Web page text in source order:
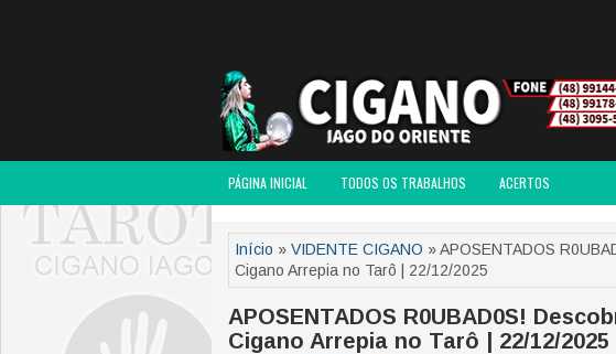
PÁGINA INICIAL TODOS OS TRABALHOS ACERTOS
Início » VIDENTE CIGANO » APOSENTADOS
Cigano Arrepia no Tarô | 22/12/2025
APOSENTADOS R0UBAD0S!
Cigano Arrepia no Tarô | 22/12/2025